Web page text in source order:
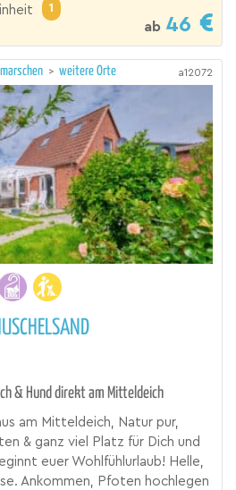
1
ab 46
> weitere Orte a12072
& Hund direkt am Mitteldeich
am Mitteldeich, Natur pur,
& ganz viel Platz für Dich und
euer Wohlfühlurlaub! Helle,
Ankommen, Pfoten hochlegen